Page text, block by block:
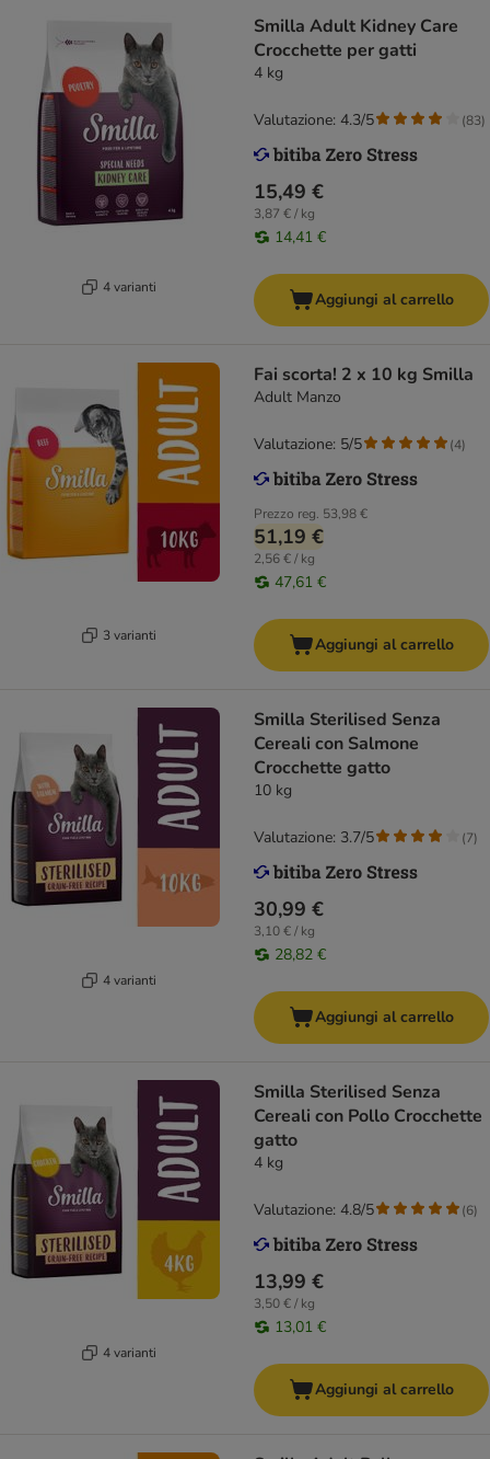
4 varianti
Smilla Adult Kidney Care
Crocchette per gatti
4 kg
15,49 €
3,87 € / kg
14,41 €
Valutazione: 4.3/5 (83)
Aggiungi al carrello
3 varianti
Fai scorta! 2 x 10 kg Smilla
Adult Manzo
Prezzo reg. 53,98 €
51,19 €
2,56 € / kg
47,61 €
Valutazione: 5/5 (4)
Aggiungi al carrello
4 varianti
Smilla Sterilised Senza
Cereali con Salmone
Crocchette gatto
10 kg
30,99 €
3,10 € / kg
28,82 €
Valutazione: 3.7/5 (7)
Aggiungi al carrello
4 varianti
Smilla Sterilised Senza
Cereali con Pollo Crocchette
gatto
4 kg
13,99 €
3,50 € / kg
13,01 €
Valutazione: 4.8/5 (6)
Aggiungi al carrello